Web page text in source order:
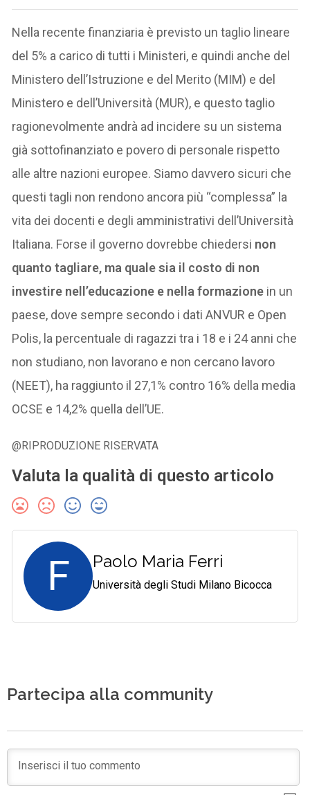
Nella recente finanziaria è previsto un taglio lineare
del 5% a carico di tutti i Ministeri, e quindi anche del
Ministero dell’Istruzione e del Merito (MIM) e del
Ministero e dell’Università (MUR), e questo taglio
ragionevolmente andrà ad incidere su un sistema
già sottofinanziato e povero di personale rispetto
alle altre nazioni europee. Siamo davvero sicuri che
questi tagli non rendono ancora più “complessa” la
vita dei docenti e degli amministrativi dell’Università
Italiana. Forse il governo dovrebbe chiedersi non
quanto tagliare, ma quale sia il costo di non
investire nell’educazione e nella formazione in un
paese, dove sempre secondo i dati ANVUR e Open
Polis, la percentuale di ragazzi tra i 18 e i 24 anni che
non studiano, non lavorano e non cercano lavoro
(NEET), ha raggiunto il 27,1% contro 16% della media
OCSE e 14,2% quella dell’UE.
@RIPRODUZIONE RISERVATA
Valuta la qualità di questo articolo
F Paolo Maria Ferri
Università degli Studi Milano Bicocca
Partecipa alla community